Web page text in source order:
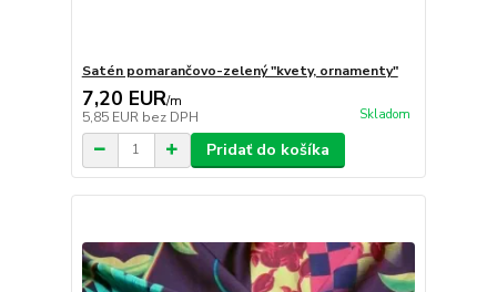
Satén pomarančovo-zelený "kvety, ornamenty"
7,20 EUR/m
5,85 EUR bez DPH Skladom
Pridať do košíka